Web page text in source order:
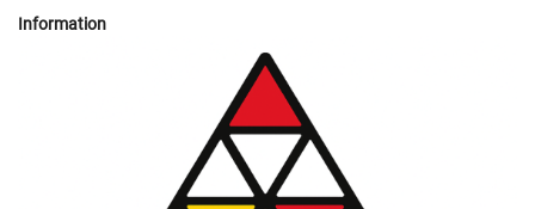
Information